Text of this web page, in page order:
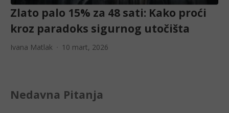
Zlato palo 15% za 48 sati: Kako proći
kroz paradoks sigurnog utočišta
Ivana Matlak 10 mart, 2026
Nedavna Pitanja